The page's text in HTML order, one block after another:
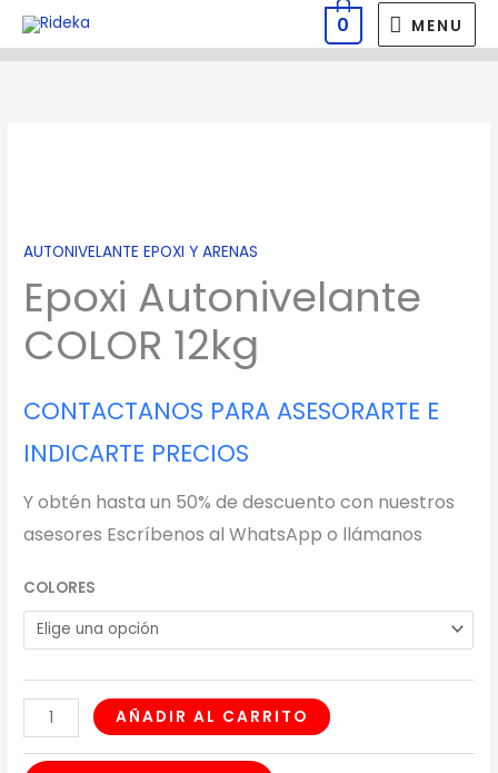
contenido
MENU
MENU
0
AUTONIVELANTE EPOXI Y ARENAS
Epoxi Autonivelante
COLOR 12kg
CONTACTANOS PARA ASESORARTE E
INDICARTE PRECIOS
Y obtén hasta un 50% de descuento con nuestros
asesores Escríbenos al WhatsApp o llámanos
COLORES
cantidad
AÑADIR AL CARRITO